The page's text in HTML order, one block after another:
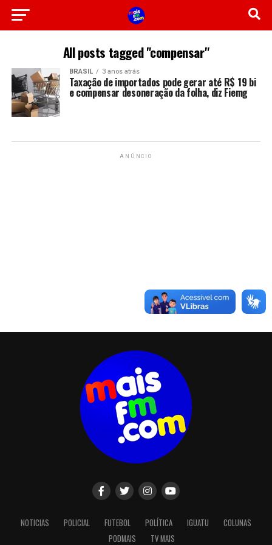
All posts tagged "compensar"
BRASIL 3 anos atrás
Taxação de importados pode gerar até R$ 19 bi
e compensar desoneração da folha, diz Fiemg
ANÚNCIO
NOTICIAS POLICIAL FUTEBOL POLÍTICA IGUATU
COLUNAS
PODMAIS
TV MAIS